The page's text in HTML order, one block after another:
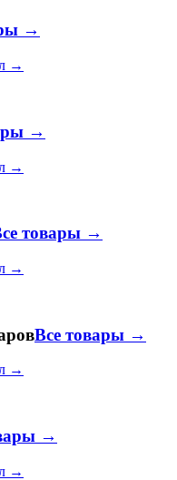
→
→
→
→
товары →
→
Все товары →
→
→
→